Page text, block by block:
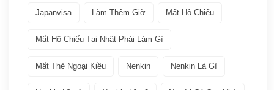
Việc làm
Bảo hiểm(2)
Các ngành nghề quay lại Tokutei Gino(1)
Japanvisa Làm Thêm Giờ Mất Hộ Chiếu
Mất Hộ Chiếu Tại Nhật Phải Làm Gì
Mất Thẻ Ngoại Kiều Nenkin Nenkin Là Gì